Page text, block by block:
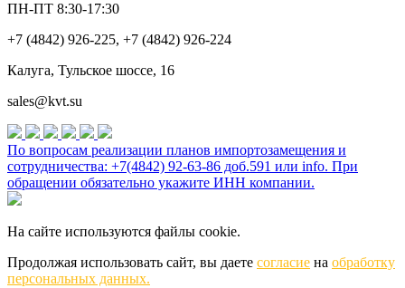
ПН-ПТ 8:30-17:30
+7 (4842) 926-225, +7 (4842) 926-224
Калуга, Тульское шоссе, 16
sales@kvt.su
По вопросам реализации планов импортозамещения и
сотрудничества: +7(4842) 92-63-86 доб.591 или info. При
обращении обязательно укажите ИНН компании.
На сайте используются файлы cookie.
Продолжая использовать сайт, вы даете согласие на обработку
персональных данных.